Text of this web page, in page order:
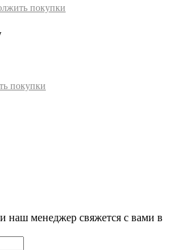
покупки
покупки
наш менеджер свяжется с вами в